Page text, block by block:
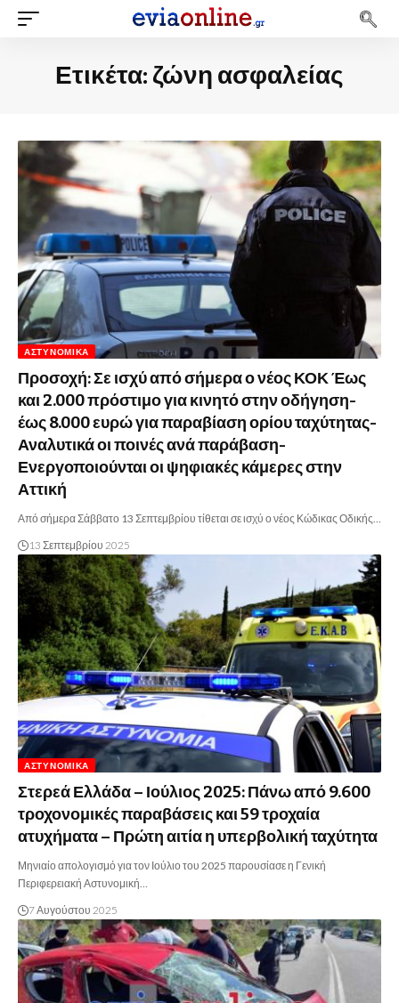
Ετικέτα: ζώνη ασφαλείας
ΑΣΤΥΝΟΜΙΚΆ
Προσοχή: Σε ισχύ από σήμερα ο νέος ΚΟΚ Έως
και 2.000 πρόστιμο για κινητό στην οδήγηση-
έως 8.000 ευρώ για παραβίαση ορίου ταχύτητας-
Αναλυτικά οι ποινές ανά παράβαση-
Ενεργοποιούνται οι ψηφιακές κάμερες στην
Αττική
Από σήμερα Σάββατο 13 Σεπτεμβρίου τίθεται σε ισχύ ο νέος Κώδικας Οδικής…
13 Σεπτεμβρίου 2025
ΑΣΤΥΝΟΜΙΚΆ
Στερεά Ελλάδα – Ιούλιος 2025: Πάνω από 9.600
τροχονομικές παραβάσεις και 59 τροχαία
ατυχήματα – Πρώτη αιτία η υπερβολική ταχύτητα
Μηνιαίο απολογισμό για τον Ιούλιο του 2025 παρουσίασε η Γενική
Περιφερειακή Αστυνομική…
7 Αυγούστου 2025